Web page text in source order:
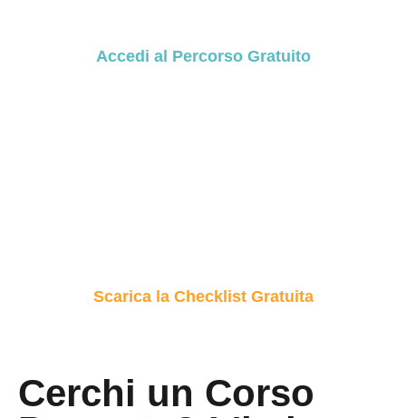
Accedi al Percorso Gratuito
Scarica la Checklist Gratuita
Cerchi un Corso